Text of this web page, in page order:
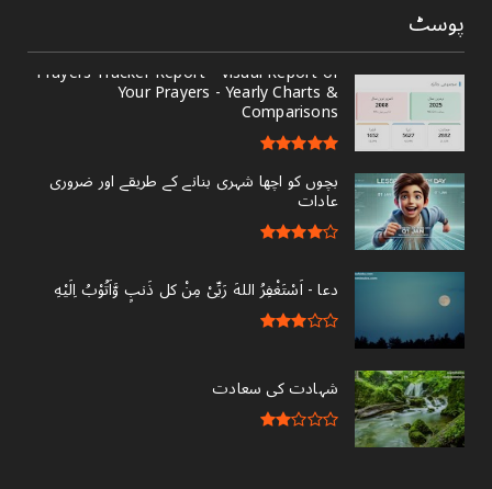
پوسٹ
Prayers Tracker Report - Visual Report of
Your Prayers - Yearly Charts &
Comparisons
بچوں کو اچھا شہری بنانے کے طریقے اور ضروری
عادات
دعا - ‎اَسْتَغْفِرُ اللهَ رَبِّىْ مِنْ کل ذَنبٍ وَّاَتُوْبُ اِلَيْهِ
شہادت کی سعادت